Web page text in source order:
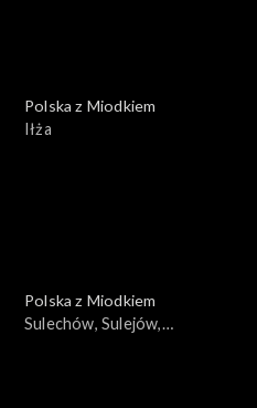
Polska z Miodkiem
Iłża
Polska z Miodkiem
Sulechów, Sulejów,